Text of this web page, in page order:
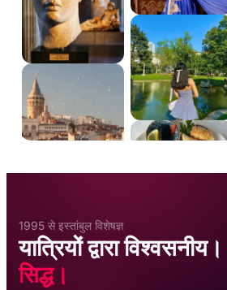
1995 से इस्तांबुल विशेषज्ञ
यात्रियों द्वारा विश्वसनीय।
सिद्ध।